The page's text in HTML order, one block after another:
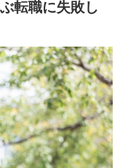
転職に失敗し